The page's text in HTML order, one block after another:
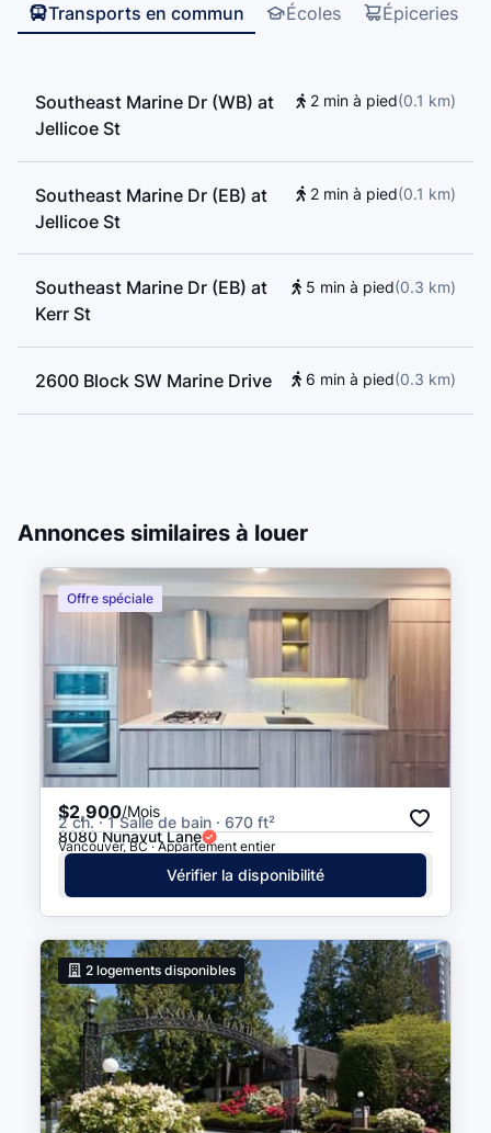
Transports en commun Écoles Épiceries
Southeast Marine Dr (WB) at
Jellicoe St
2 min à pied(0.1 km)
Southeast Marine Dr (EB) at
Jellicoe St
2 min à pied(0.1 km)
Southeast Marine Dr (EB) at
Kerr St
5 min à pied(0.3 km)
2600 Block SW Marine Drive 6 min à pied(0.3 km)
Annonces similaires à louer
Offre spéciale
$2,900/Mois
2 ch. · 1 Salle de bain · 670 ft²
8080 Nunavut Lane
Vancouver, BC · Appartement entier
Vérifier la disponibilité
2 logements disponibles